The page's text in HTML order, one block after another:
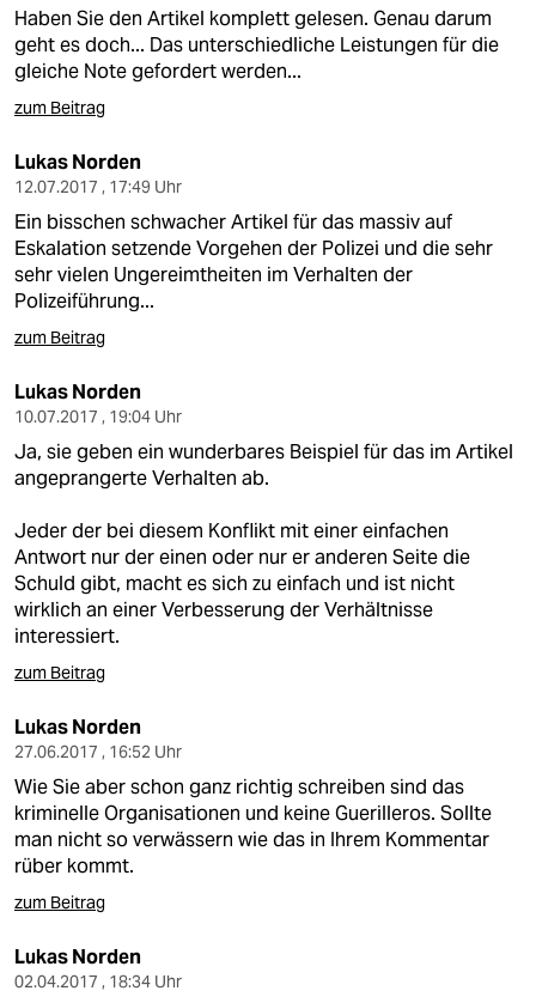
Haben Sie den Artikel komplett gelesen. Genau darum
geht es doch... Das unterschiedliche Leistungen für die
gleiche Note gefordert werden...
zum Beitrag
Lukas Norden
12.07.2017 , 17:49 Uhr
Ein bisschen schwacher Artikel für das massiv auf
Eskalation setzende Vorgehen der Polizei und die sehr
sehr vielen Ungereimtheiten im Verhalten der
Polizeiführung...
zum Beitrag
Lukas Norden
10.07.2017 , 19:04 Uhr
Ja, sie geben ein wunderbares Beispiel für das im Artikel
angeprangerte Verhalten ab.
Jeder der bei diesem Konflikt mit einer einfachen
Antwort nur der einen oder nur er anderen Seite die
Schuld gibt, macht es sich zu einfach und ist nicht
wirklich an einer Verbesserung der Verhältnisse
interessiert.
zum Beitrag
Lukas Norden
27.06.2017 , 16:52 Uhr
Wie Sie aber schon ganz richtig schreiben sind das
kriminelle Organisationen und keine Guerilleros. Sollte
man nicht so verwässern wie das in Ihrem Kommentar
rüber kommt.
zum Beitrag
Lukas Norden
02.04.2017 , 18:34 Uhr